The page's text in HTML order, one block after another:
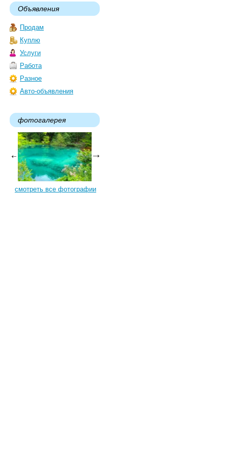
Объявления
Продам
Куплю
Услуги
Работа
Разное
Авто-объявления
фотогалерея
смотреть все фотографии